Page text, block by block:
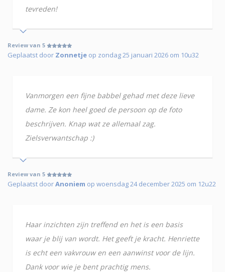
tevreden!
Review van 5
Geplaatst door Zonnetje op zondag 25 januari 2026 om 10u32
Vanmorgen een fijne babbel gehad met deze lieve
dame. Ze kon heel goed de persoon op de foto
beschrijven. Knap wat ze allemaal zag.
Zielsverwantschap :)
Review van 5
Geplaatst doorAnoniem op woensdag 24 december 2025 om 12u22
Haar inzichten zijn treffend en het is een basis
waar je blij van wordt. Het geeft je kracht. Henriette
is echt een vakvrouw en een aanwinst voor de lijn.
Dank voor wie je bent prachtig mens.